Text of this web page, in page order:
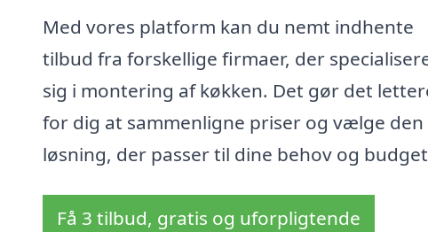
Med vores platform kan du nemt indhente
tilbud fra forskellige firmaer, der
sig i montering af køkken. Det gør det
for dig at sammenligne priser og vælge den
løsning, der passer til dine behov og
Få 3 tilbud, gratis og uforpligtende